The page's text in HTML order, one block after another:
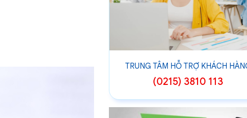
TRUNG TÂM HỖ TRỢ KHÁCH
(0215) 3810 113